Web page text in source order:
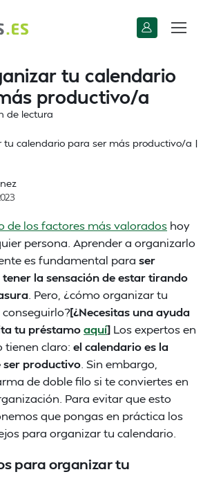
tu calendario
productivo/a
de lectura
de los factores más valorados hoy
persona. Aprender a organizarlo
es fundamental para ser
la sensación de estar tirando
. Pero, ¿cómo organizar tu
[¿Necesitas una ayuda
tu préstamoaquí] Los expertos en
tienen claro: el calendario es la
productivo . Sin embargo,
de doble filo si te conviertes en
Para evitar que esto
que pongas en práctica los
para organizar tu calendario.
para organizar tu